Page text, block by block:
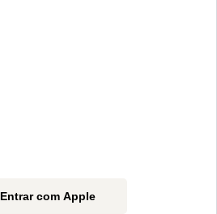
Entrar com Apple